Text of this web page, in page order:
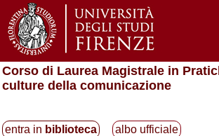
Corso di Laurea Magistrale in
culture della comunicazione
entra in biblioteca albo ufficiale